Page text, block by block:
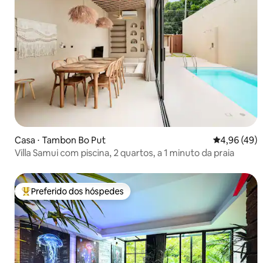
Casa ⋅ Tambon Bo Put 4,96 de uma
4,96 (49)
Villa Samui com piscina, 2 quartos, a 1 minuto da praia
Entre os melhores preferidos dos hóspedes
Preferido dos hóspedes